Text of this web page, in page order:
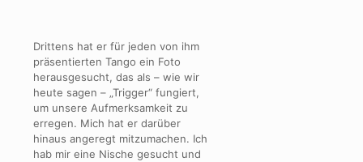
Drittens hat er für jeden von ihm
präsentierten Tango ein Foto
herausgesucht, das als – wie wir
heute sagen – „Trigger“ fungiert,
um unsere Aufmerksamkeit zu
erregen. Mich hat er darüber
hinaus angeregt mitzumachen. Ich
hab mir eine Nische gesucht und